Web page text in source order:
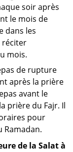
soir après
le mois de
dans les
réciter
mois.
de rupture
après la prière
avant le
prière du Fajr. Il
pour
de la Salat à